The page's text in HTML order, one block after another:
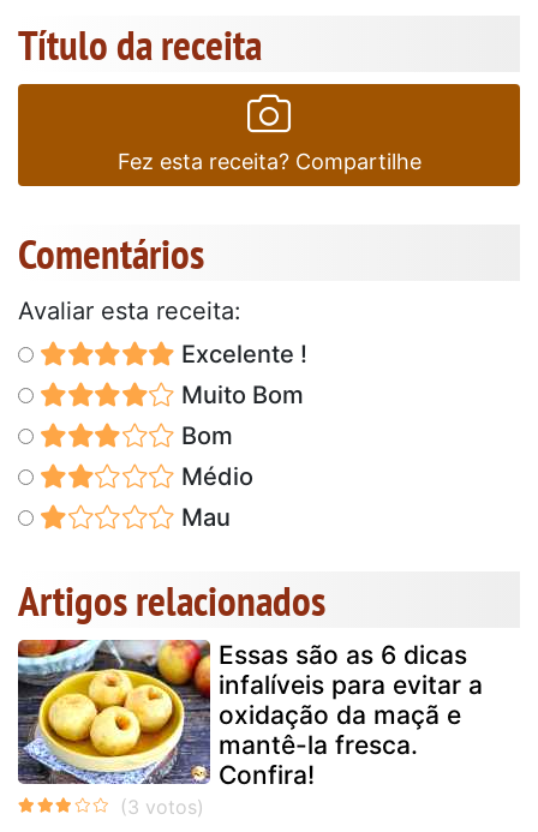
Título da receita
Fez esta receita? Compartilhe
Comentários
Avaliar esta receita:
Excelente !
Muito Bom
Bom
Médio
Mau
Artigos relacionados
Essas são as 6 dicas
infalíveis para evitar a
oxidação da maçã e
mantê-la fresca.
Confira!